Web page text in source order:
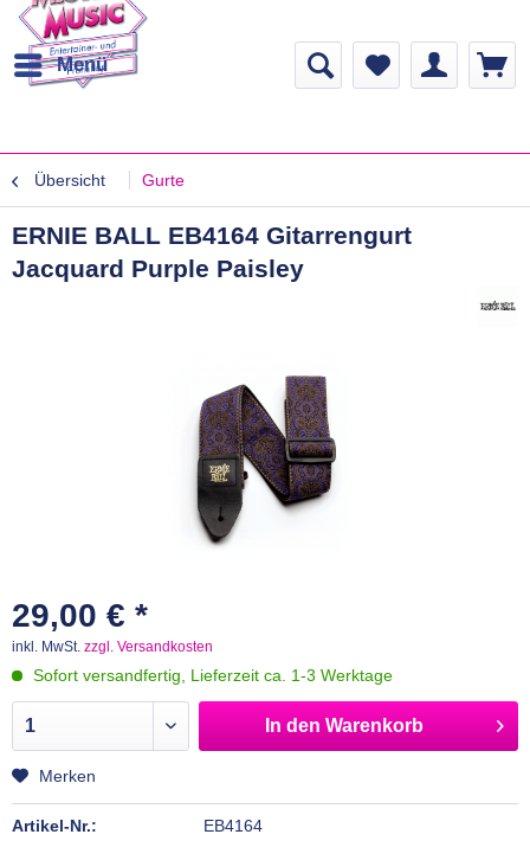
Menü
Übersicht Gurte
ERNIE BALL EB4164 Gitarrengurt
Jacquard Purple Paisley
29,00 € *
inkl. MwSt. zzgl. Versandkosten
Sofort versandfertig, Lieferzeit ca. 1-3 Werktage
In den Warenkorb
Merken
Artikel-Nr.: EB4164